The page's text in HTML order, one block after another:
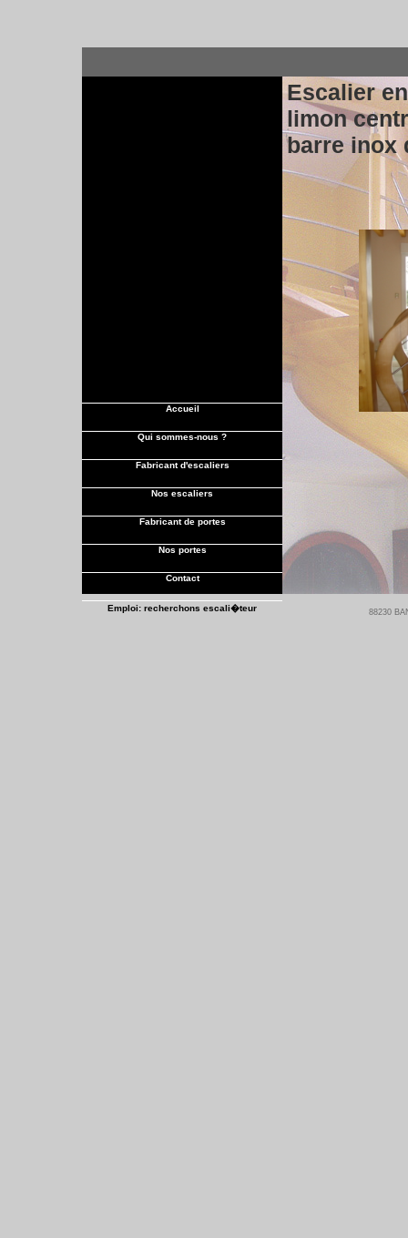
88230
Accueil
Qui sommes-nous ?
Fabricant d'escaliers
Nos escaliers
Fabricant de portes
Nos portes
Contact
Emploi: recherchons escali�teur
Escalier
limon
barre inox